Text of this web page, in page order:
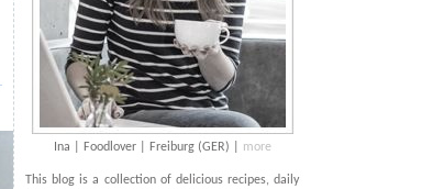
Ina | Foodlover | Freiburg (GER) | more
This blog is a collection of delicious recipes, daily